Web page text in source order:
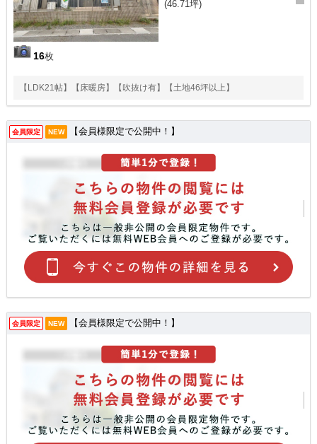
16枚
(46.71坪)
【LDK21帖】【床暖房】【吹抜け有】【土地46坪以上】
会員限定 NEW 【会員様限定で公開中！】
会員限定 NEW 【会員様限定で公開中！】